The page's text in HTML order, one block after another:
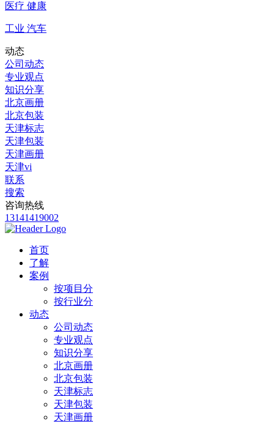
医疗 健康
工业 汽车
动态
公司动态
专业观点
知识分享
北京画册
北京包装
天津标志
天津包装
天津画册
天津vi
联系
搜索
咨询热线
13141419002
首页
了解
案例
按项目分
按行业分
动态
公司动态
专业观点
知识分享
北京画册
北京包装
天津标志
天津包装
天津画册